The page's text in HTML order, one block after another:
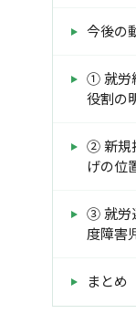
今後の
① 就労
役割の
② 新規
げの位
③ 就労
度障害
まとめ